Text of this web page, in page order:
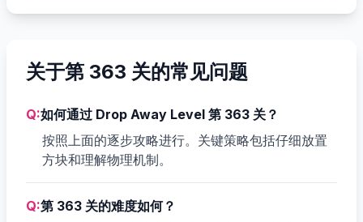
关于第 363 关的常见问题
Q:如何通过 Drop Away Level 第 363 关？
按照上面的逐步攻略进行。关键策略包括仔细放置
方块和理解物理机制。
Q:第 363 关的难度如何？